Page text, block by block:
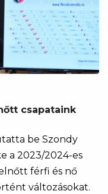
csapataink
be Szondy
a 2023/2024-es
férfi és nő
változásokat.